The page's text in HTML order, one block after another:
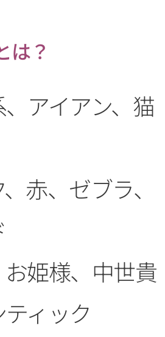
は？
アイアン、猫
赤、ゼブラ、
姫様、中世貴
ィック